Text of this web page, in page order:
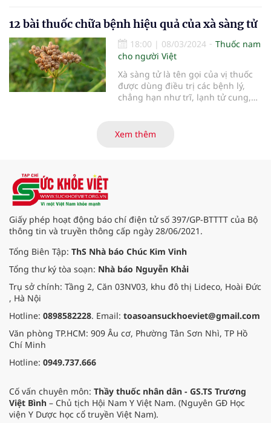
số bệnh thông thường.
12 bài thuốc chữa bệnh hiệu quả của xà sàng tử
18:00 | 08/03/2024
Thuốc nam
cho người Việt
Xà sàng tử là tên gọi của vị thuốc
được dùng điều trị các bệnh lý,
chẳng hạn như trĩ, lạnh tử cung,
Xem thêm
Giấy phép hoạt động báo chí điện tử số 397/GP-BTTTT của Bộ
thông tin và truyền thông cấp ngày 28/06/2021.
Tổng Biên Tập: ThS Nhà báo Chúc Kim Vinh
Tổng thư ký tòa soạn: Nhà báo Nguyễn Khải
Trụ sở chính: Tầng 2, Căn 03NV03, khu đô thị Lideco, Hoài Đức
, Hà Nội
Hotline: 0898582228. Email: toasoansuckhoeviet@gmail.com
Văn phòng TP.HCM: 909 Âu cơ, Phường Tân Sơn Nhì, TP Hồ
Chí Minh
Hotline: 0949.737.666
Cố vấn chuyên môn: Thầy thuốc nhân dân - GS.TS Trương
Việt Bình – Chủ tịch Hội Nam Y Việt Nam. (Nguyên GĐ Học
viện Y Dược học cổ truyền Việt Nam).